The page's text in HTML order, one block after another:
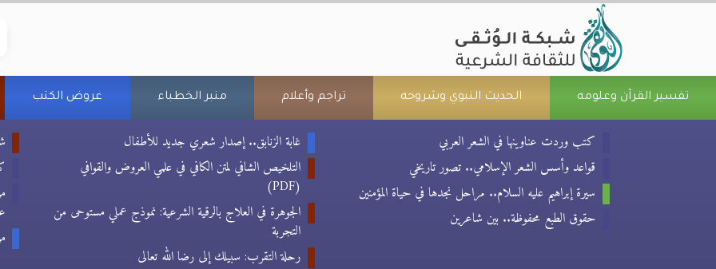
تفسير القرآن وعلومه الحديث النبوي وشروحه تراجم وأعلام منبر الخطباء عروض الكتب
كتب وردت عناوينها في الشعر العربي
قواعد وأسس الشعر الإسلامي.. تصور تاريخي
سيرة إبراهيم عليه السلام.. مراحل نجدها في حياة المؤمنين
حقوق الطبع محفوظة.. بين شاعرين
غابة الزنابق.. إصدار شعري جديد للأطفال
التلخيص الشافي لمتن الكافي في علمي العروض والقوافي
(PDF)
الجوهرة في العلاج بالرقية الشرعية: نموذج عملي مستوحى من
التجربة
رحلة التقرب: سبيلك إلى رضا الله تعالى